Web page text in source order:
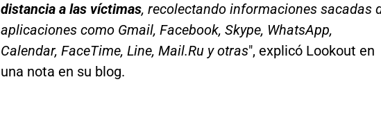
distancia a las víctimas, recolectando informaciones sacadas
aplicaciones como Gmail, Facebook, Skype, WhatsApp,
Calendar, FaceTime, Line, Mail.Ru y otras", explicó Lookout en
una nota en su blog.